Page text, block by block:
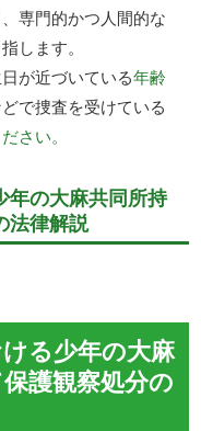
専門的かつ人間的な
します。
が近づいている年齢
で捜査を受けている
さい。
年の大麻共同所持
法律解説
る少年の大麻
護観察処分の